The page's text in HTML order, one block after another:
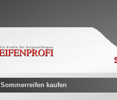
Sommerreifen kaufen